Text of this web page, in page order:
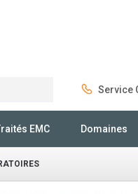
Service
EMC Domaines